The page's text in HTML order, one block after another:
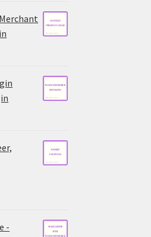
-